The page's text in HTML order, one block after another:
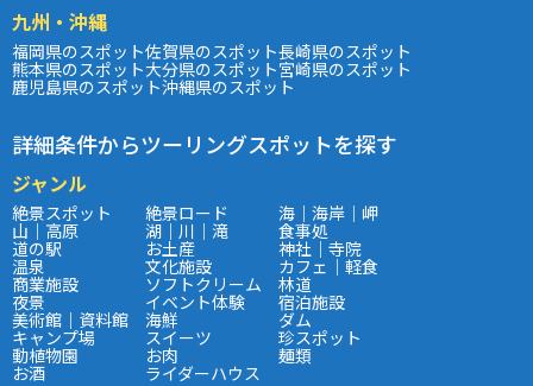
九州・沖縄
福岡県のスポット佐賀県のスポット長崎県のスポット
熊本県のスポット大分県のスポット宮崎県のスポット
鹿児島県のスポット沖縄県のスポット
詳細条件からツーリングスポットを探す
ジャンル
絶景スポット 絶景ロード 海｜海岸｜岬
山｜高原 湖｜川｜滝 食事処
道の駅 お土産 神社｜寺院
温泉 文化施設 カフェ｜軽食
商業施設 ソフトクリーム 林道
夜景 イベント体験 宿泊施設
美術館｜資料館 海鮮 ダム
キャンプ場 スイーツ 珍スポット
動植物園 お肉 麺類
お酒 ライダーハウス